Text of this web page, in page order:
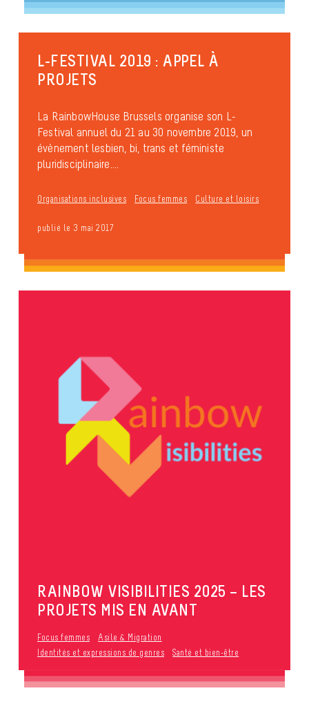
L-FESTIVAL 2019 : APPEL À
PROJETS
La RainbowHouse Brussels organise son L-
Festival annuel du 21 au 30 novembre 2019, un
évènement lesbien, bi, trans et féministe
pluridisciplinaire....
Organisations inclusives Focus femmes Culture et loisirs
publié le 3 mai 2017
RAINBOW VISIBILITIES 2025 – LES
PROJETS MIS EN AVANT
Focus femmes
Asile & Migration
Identités et expressions de genres
Santé et bien-être